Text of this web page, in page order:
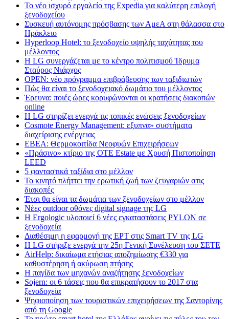
Το νέο ισχυρό εργαλείο της Expedia για καλύτερη επιλογή
ξενοδοχείου
Συσκευή αυτόνομης πρόσβασης των ΑμεΑ στη θάλασσα στο
Ηράκλειο
Hyperloop Hotel: το ξενοδοχείο υψηλής ταχύτητας του
μέλλοντος
Η LG συνεργάζεται με το κέντρο πολιτισμού Ίδρυμα
Σταύρος Νιάρχος
OPEN: νέο πρόγραμμα επιβράβευσης των ταξιδιωτών
Πώς θα είναι το ξενοδοχειακό δωμάτιο του μέλλοντος
Έρευνα: ποιές ώρες κορυφώνονται οι κρατήσεις διακοπών
online
Η LG στηρίζει ενεργά τις τοπικές ενώσεις ξενοδοχείων
Cosmote Energy Management: εξυπνα» συστήματα
διαχείρισης ενέργειας
ΕΒΕΑ: Θερμοκοιτίδα Νεοφυών Επιχειρήσεων
«Πράσινο» κτίριο της OTE Estate με Χρυσή Πιστοποίηση
LEED
5 φανταστικά ταξίδια στο μέλλον
Το κινητό πλήττει την ερωτική ζωή των ζευγαριών στις
διακοπές
Έτσι θα είναι τα δωμάτια των ξενοδοχείων στο μέλλον
Nέες outdoor οθόνες digital signage της LG
Η Ergologic υλοποιεί 6 νέες εγκαταστάσεις PYLON σε
ξενοδοχεία
Διαθέσιμη η εφαρμογή της ΕΡΤ στις Smart TV της LG
Η LG στήριξε ενεργά την 25η Γενική Συνέλευση του ΣΕΤΕ
AirHelp: δικαίωμα ετήσιας αποζημίωσης €330 για
καθυστέρηση ή ακύρωση πτήσης
Η παγίδα των μηχανών αναζήτησης ξενοδοχείων
Sojern: οι 6 τάσεις που θα επικρατήσουν το 2017 στα
ξενοδοχεία
Ψηφιοποίηση των τουριστικών επιχειρήσεων της Σαντορίνης
από τη Google